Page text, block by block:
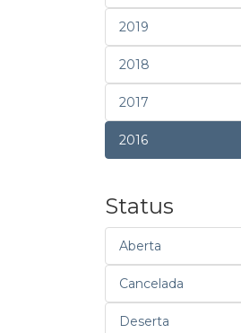
2019
2018
2017
2016
Status
Aberta
Cancelada
Deserta